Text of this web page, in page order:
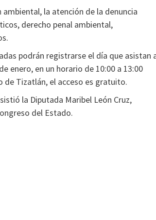
la atención de la denuncia
derecho penal ambiental,
podrán registrarse el día que asistan
enero, en un horario de 10:00 a 13:00
de Tizatlán, el acceso es gratuito.
la Diputada Maribel León Cruz,
del Estado.